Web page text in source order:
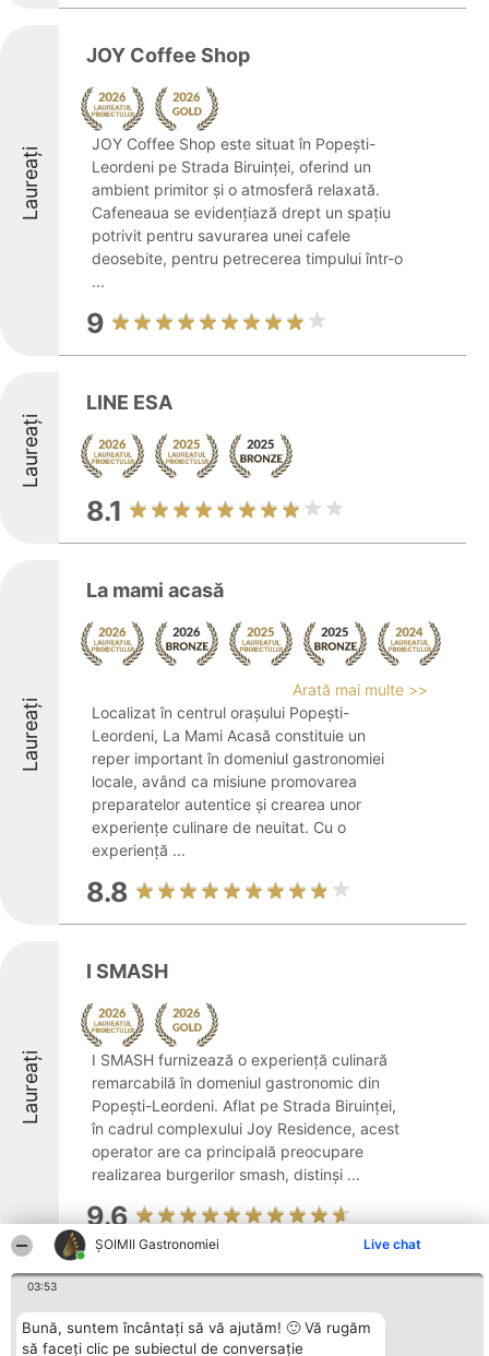
ȘOIMII Gastronomiei Live chat
03:53
Bună, suntem încântați să vă ajutăm! 🙂 Vă rugăm
să faceți clic pe subiectul de conversație
Laureați
JOY Coffee Shop
JOY Coffee Shop este situat în Popești-
Leordeni pe Strada Biruinței, oferind un
ambient primitor și o atmosferă relaxată.
Cafeneaua se evidențiază drept un spațiu
potrivit pentru savurarea unei cafele
deosebite, pentru petrecerea timpului într-o
...
9
Laureați
LINE ESA
8.1
Laureați
La mami acasă
Arată mai multe >>
Localizat în centrul orașului Popești-
Leordeni, La Mami Acasă constituie un
reper important în domeniul gastronomiei
locale, având ca misiune promovarea
preparatelor autentice și crearea unor
experiențe culinare de neuitat. Cu o
experiență ...
8.8
Laureați
I SMASH
I SMASH furnizează o experiență culinară
remarcabilă în domeniul gastronomic din
Popești-Leordeni. Aflat pe Strada Biruinței,
în cadrul complexului Joy Residence, acest
operator are ca principală preocupare
realizarea burgerilor smash, distinși ...
9.6